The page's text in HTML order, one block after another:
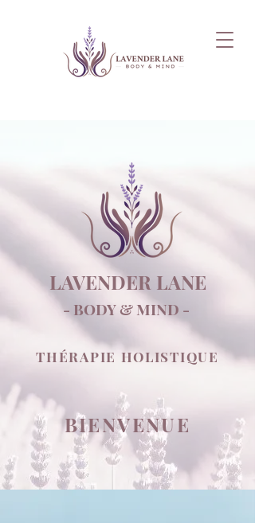
LAVENDER LANE
- BODY & MIND -
THÉRAPIE HOLISTIQUE
BIENVENUE